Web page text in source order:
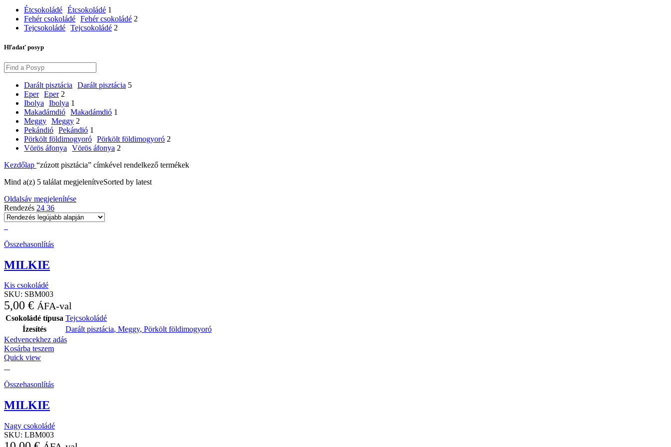
Étcsokoládé Étcsokoládé 1
Fehér csokoládé Fehér csokoládé 2
Tejcsokoládé Tejcsokoládé 2
Hľadať posyp
Darált pisztácia Darált pisztácia 5
Eper Eper 2
Ibolya
Ibolya 1
Makadámdió Makadámdió 1
Meggy Meggy 2
Pekándió Pekándió 1
Pörkölt földimogyoró Pörkölt földimogyoró 2
Vörös áfonya
Vörös áfonya 2
Kezdőlap “zúzott pisztácia” címkével rendelkező termékek
Mind a(z) 5 találat megjelenítveSorted by latest
Oldalsáv megjelenítése
Rendezés 24 36
Összehasonlítás
MILKIE
Kis csokoládé
SKU: SBM003
5,00 € ÁFA-val
Csokoládé típusa Tejcsokoládé
Ízesítés
Darált pisztácia, Meggy, Pörkölt földimogyoró
Kedvencekhez adás
Kosárba teszem
Quick view
Összehasonlítás
MILKIE
Nagy csokoládé
SKU: LBM003